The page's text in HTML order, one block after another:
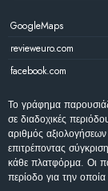
GoogleMaps
revieweuro.com
facebook.com
Το γράφημα
σε διαδοχικές
αριθμός αξιολογήσεων
επιτρέποντας
κάθε πλατφόρμα. Οι
περίοδο για την